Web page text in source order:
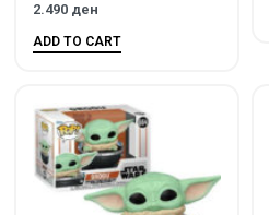
2.490 ден
ADD TO CART